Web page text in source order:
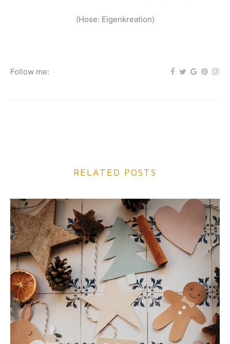
(Hose: Eigenkreation)
Follow me:
RELATED POSTS